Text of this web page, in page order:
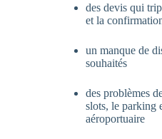
des devis qui
et la
un manque de
souhaités
des problèmes
slots, le parking
aéroportuaire